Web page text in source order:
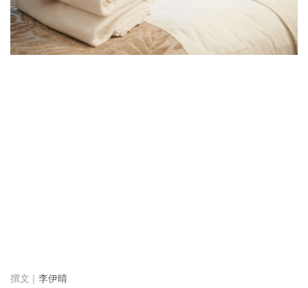
李伊晴